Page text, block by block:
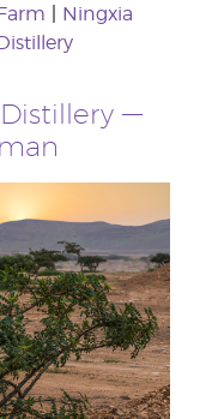
Ningxia
—